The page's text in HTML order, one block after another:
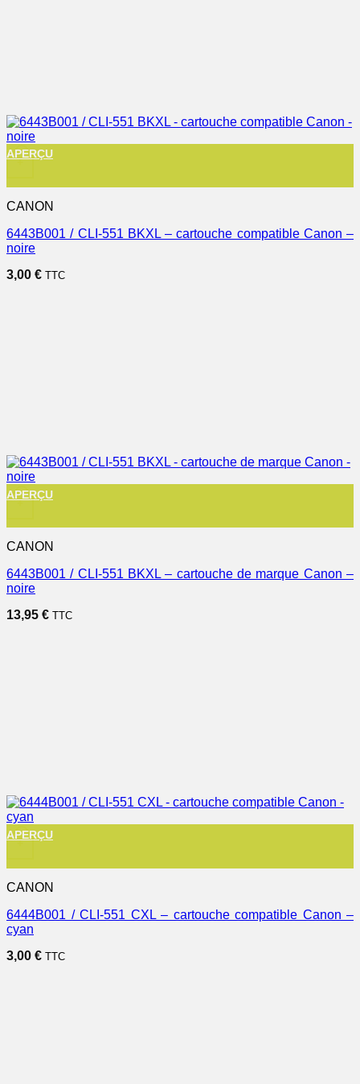
+
APERÇU
CANON
6443B001 / CLI-551 BKXL – cartouche compatible Canon –
noire
3,00 € TTC
+
APERÇU
CANON
6443B001 / CLI-551 BKXL – cartouche de marque Canon –
noire
13,95 € TTC
+
APERÇU
CANON
6444B001 / CLI-551 CXL – cartouche compatible Canon –
cyan
3,00 € TTC